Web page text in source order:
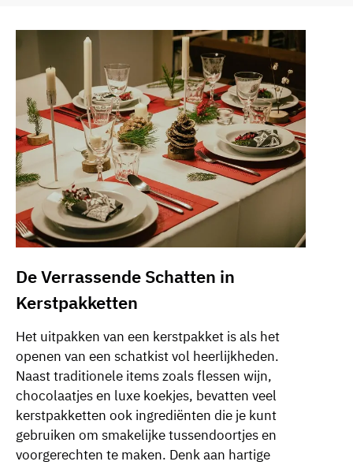
De Verrassende Schatten in
Kerstpakketten
Het uitpakken van een kerstpakket is als het
openen van een schatkist vol heerlijkheden.
Naast traditionele items zoals flessen wijn,
chocolaatjes en luxe koekjes, bevatten veel
kerstpakketten ook ingrediënten die je kunt
gebruiken om smakelijke tussendoortjes en
voorgerechten te maken. Denk aan hartige